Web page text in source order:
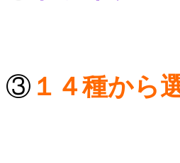
③ １４種から